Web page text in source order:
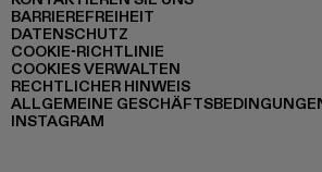
BARRIEREFREIHEIT
DATENSCHUTZ
COOKIE-RICHTLINIE
COOKIES VERWALTEN
RECHTLICHER HINWEIS
ALLGEMEINE
INSTAGRAM